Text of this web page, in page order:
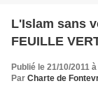
L'Islam sans
FEUILLE
Publié le 21/10/2011
Par Charte de